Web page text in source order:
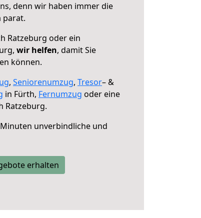
denn wir haben immer die
parat.
Ratzeburg oder ein
wir helfen, damit Sie
können.
, Seniorenumzug, Tresor– &
in Fürth, Fernumzug oder eine
Ratzeburg.
unverbindliche und
erhalten